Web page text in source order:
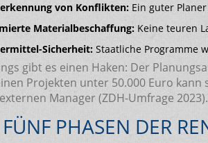
von Konflikten: Ein guter
Materialbeschaffung: Keine teuren
Sicherheit: Staatliche Programme
gibt es einen Haken: Der
Projekten unter 50.000 Euro
Manager (ZDH-Umfrage
PHASEN DER